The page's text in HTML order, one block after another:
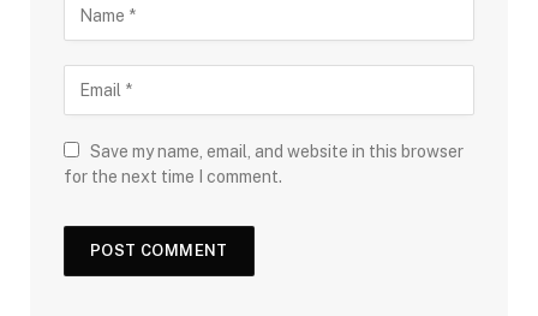
Save my name, email, and website in this browser
for the next time I comment.